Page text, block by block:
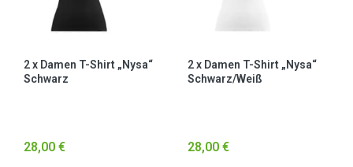
2 x Damen T-Shirt „Nysa“
Schwarz
28,00 €
2 x Damen T-Shirt „Nysa“
Schwarz/Weiß
28,00 €